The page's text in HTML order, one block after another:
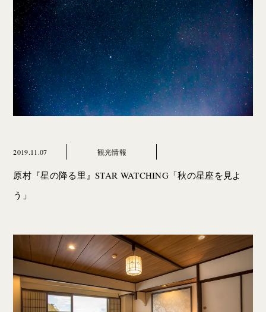
2019.11.07 観光情報
原村『星の降る里』STAR WATCHING「秋の星座を見よ
う」